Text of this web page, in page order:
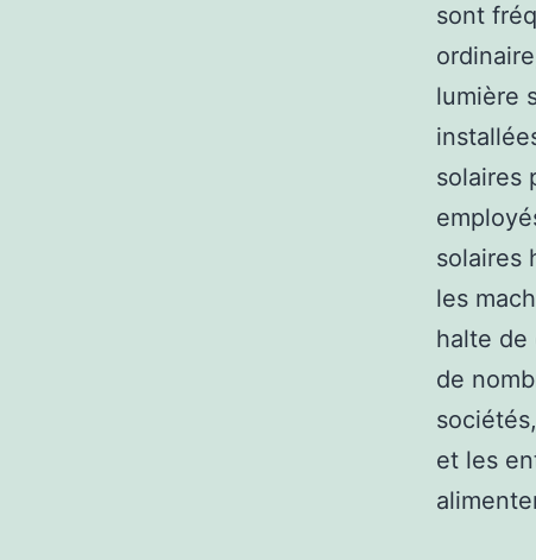
sont
lumière
solaires
solaires
les
halte de
de
et les